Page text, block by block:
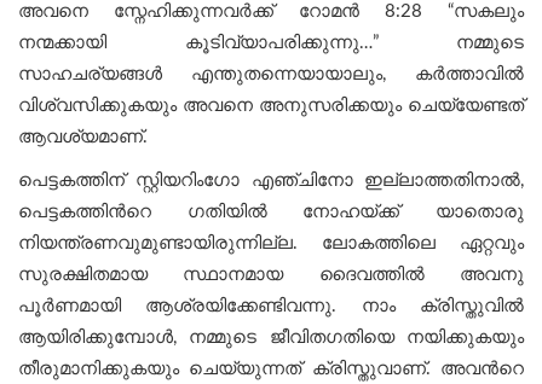
അവനെ സ്നേഹിക്കുന്നവര്‍ക്ക് റോമൻ 8:28 “സകലും
നന്മക്കായി കൂടിവ്യാപരിക്കുന്നു…” നമ്മുടെ
സാഹചര്യങ്ങൾ എന്തുതന്നെയായാലും, കര്‍ത്താവില്‍
വിശ്വസിക്കുകയും അവനെ അനുസരിക്കയും ചെയ്യേണ്ടത്
ആവശ്യമാണ്.
പെട്ടകത്തിന് സ്റ്റിയറിംഗോ എഞ്ചിനോ ഇല്ലാത്തതിനാൽ,
പെട്ടകത്തിന്‍റെ ഗതിയിൽ നോഹയ്ക്ക് യാതൊരു
നിയന്ത്രണവുമുണ്ടായിരുന്നില്ല. ലോകത്തിലെ ഏറ്റവും
സുരക്ഷിതമായ സ്ഥാനമായ ദൈവത്തിൽ അവനു
പൂർണമായി ആശ്രയിക്കേണ്ടിവന്നു. നാം ക്രിസ്തുവിൽ
ആയിരിക്കുമ്പോൾ, നമ്മുടെ ജീവിതഗതിയെ നയിക്കുകയും
തീരുമാനിക്കുകയും ചെയ്യുന്നത് ക്രിസ്തുവാണ്. അവന്‍റെ